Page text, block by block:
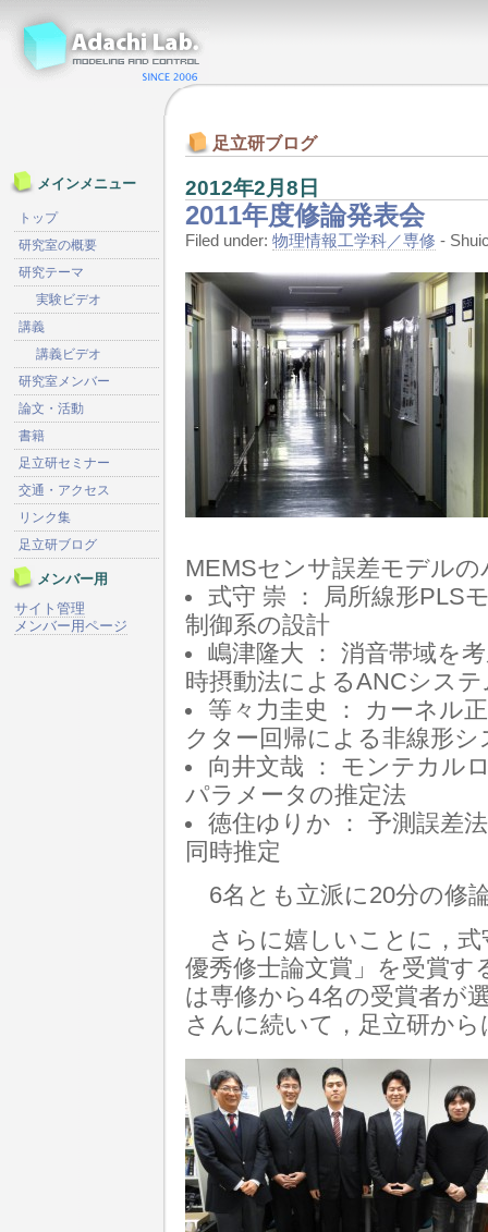
足立研ブログ
2012年2月8日
2011年度修論発表会
Filed under: 物理情報工学科／専修 -
MEMSセンサ誤差モデル
式守 崇 ： 局所線形PLS
制御系の設計
嶋津隆大 ： 消音帯域を
時摂動法によるANCシス
等々力圭史 ： カーネル
クター回帰による非線形シ
向井文哉 ： モンテカル
パラメータの推定法
徳住ゆりか ： 予測誤差
同時推定
6名とも立派に20分の修
さらに嬉しいことに，式
優秀修士論文賞」を受賞
は専修から4名の受賞者が
さんに続いて，足立研か
メインメニュー
トップ
研究室の概要
研究テーマ
実験ビデオ
講義
講義ビデオ
研究室メンバー
論文・活動
書籍
足立研セミナー
交通・アクセス
リンク集
足立研ブログ
メンバー用
サイト管理
メンバー用ページ